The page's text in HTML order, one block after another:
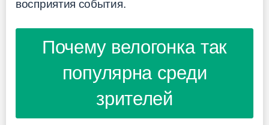
восприятия события.
Почему велогонка так
популярна среди
зрителей